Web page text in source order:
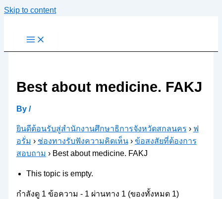
Skip to content
Best about medicine. FAKJ
By /
ยินดีต้อนรับสู่สำนักงานศึกษาธิการจังหวัดสกลนคร › ฟ
อรั่ม › ช่องทางรับฟังความคิดเห็น › ข้อสงสัยที่ต้องการ
สอบถาม › Best about medicine. FAKJ
This topic is empty.
กำลังดู 1 ข้อความ - 1 ผ่านทาง 1 (ของทั้งหมด 1)